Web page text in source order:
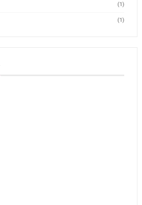
(1)
(1)